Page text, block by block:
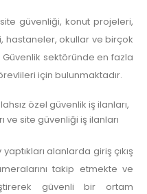
güvenliği, konut projeleri,
hastaneler, okullar ve birçok
sektöründe en fazla
için bulunmaktadır.
özel güvenlik iş ilanları,
ve site güvenliği iş ilanları
alanlarda giriş çıkış
takip etmekte ve
güvenli bir ortam